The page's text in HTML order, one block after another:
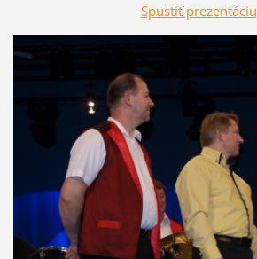
Spustiť prezentáciu